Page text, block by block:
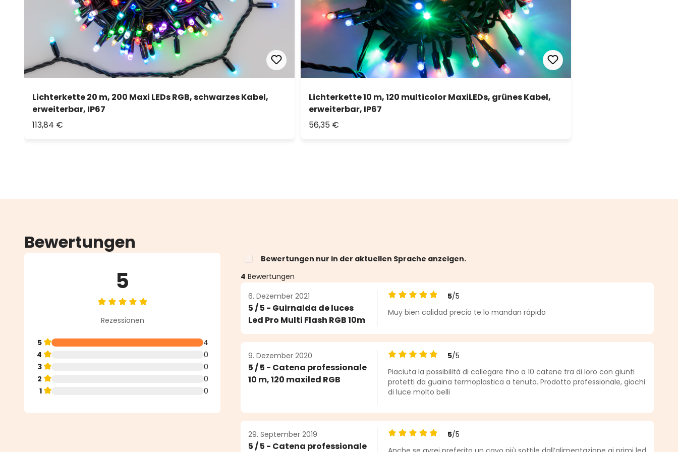
Lichterkette 20 m, 200 Maxi LEDs RGB, schwarzes Kabel,
erweiterbar, IP67
113,84 €
Lichterkette 10 m, 120 multicolor MaxiLEDs, grünes Kabel,
erweiterbar, IP67
56,35 €
Bewertungen
5
Durchschnittliche Bewertung von 5 von 5 Sternen
Rezessionen
5
4
4
0
3
0
2
0
1
0
Bewertungen nur in der aktuellen Sprache anzeigen.
4 Bewertungen
6. Dezember 2021
5 / 5 - Guirnalda de luces
Led Pro Multi Flash RGB 10m
Durchschnittliche Bewertung von 5 von 5 Sternen
5/5
Muy bien calidad precio te lo mandan rápido
9. Dezember 2020
5 / 5 - Catena professionale
10 m, 120 maxiled RGB
Durchschnittliche Bewertung von 5 von 5 Sternen
5/5
Piaciuta la possibilità di collegare fino a 10 catene tra di loro con giunti
protetti da guaina termoplastica a tenuta. Prodotto professionale, giochi
di luce molto belli
29. September 2019
5 / 5 - Catena professionale Durchschnittliche Bewertung von 5 von 5 Sternen
5/5